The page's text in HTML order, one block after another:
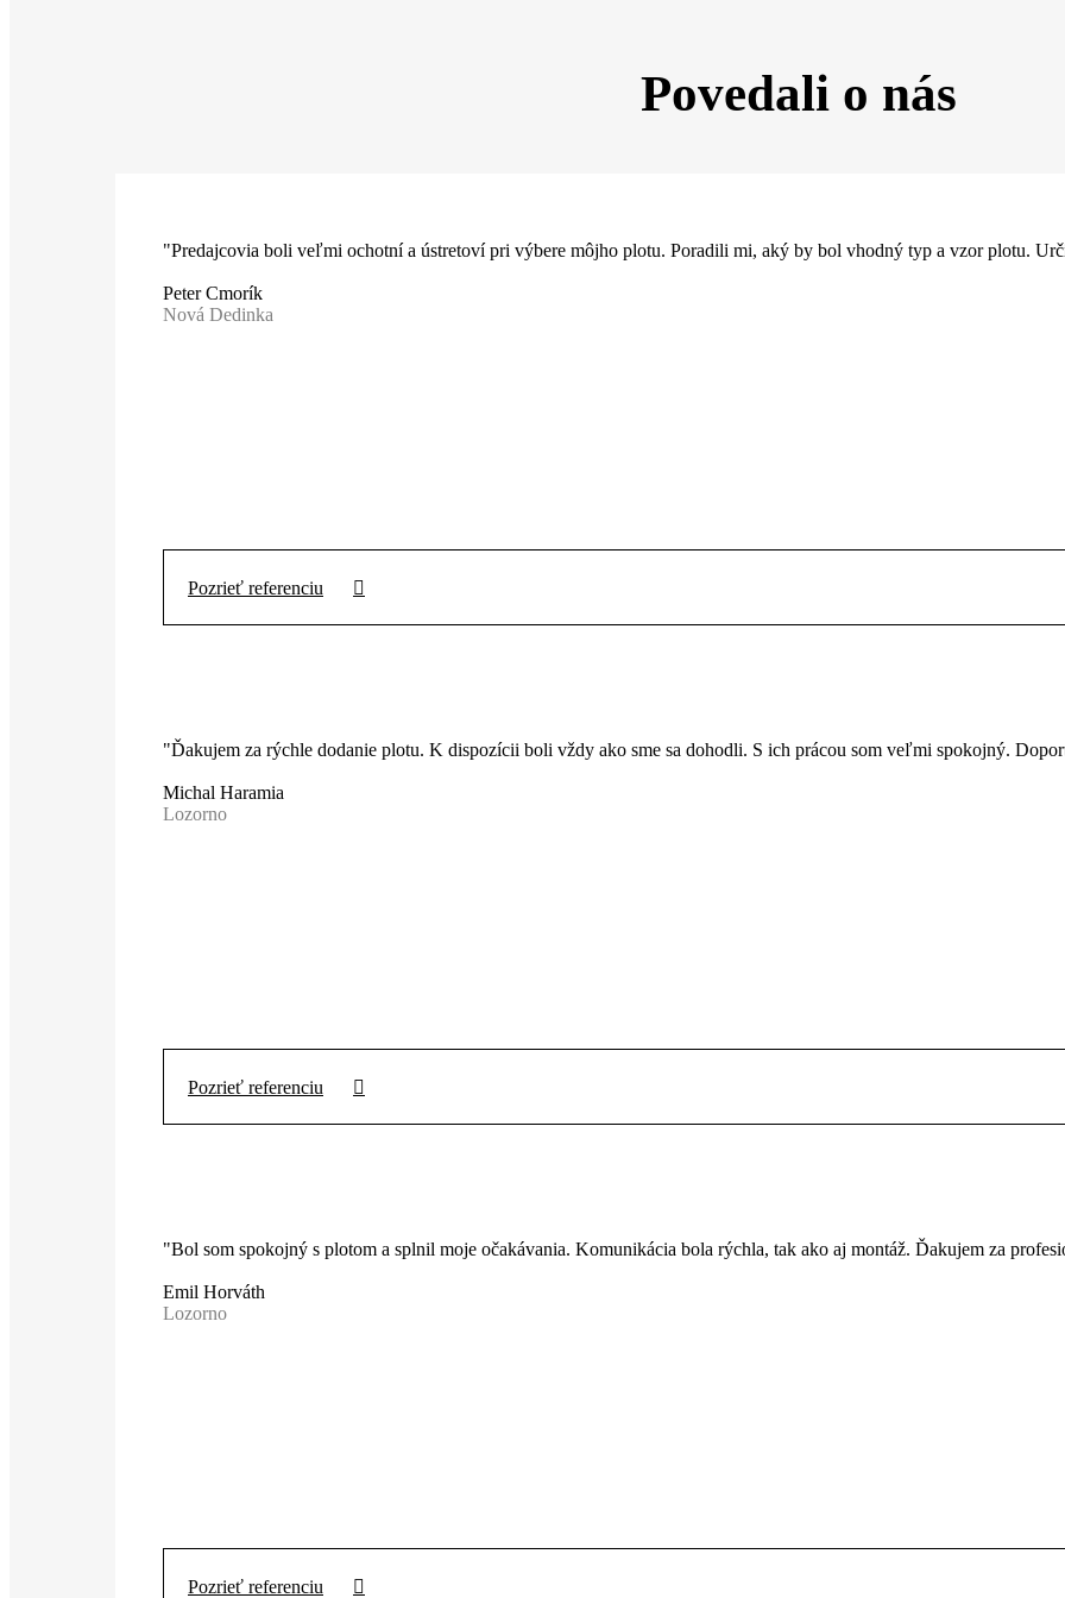
Povedali o nás
"Predajcovia boli veľmi ochotní a ústretoví pri výbere môjho plotu. Poradili mi, aký by bol vhodný typ a vzor plotu.
Peter Cmorík
Nová Dedinka
Pozrieť referenciu
"Ďakujem za rýchle dodanie plotu. K dispozícii boli vždy ako sme sa dohodli. S ich prácou som veľmi spokojný.
Michal Haramia
Lozorno
Pozrieť referenciu
"Bol som spokojný s plotom a splnil moje očakávania. Komunikácia bola rýchla, tak ako aj montáž. Ďakujem za
Emil Horváth
Lozorno
Pozrieť referenciu